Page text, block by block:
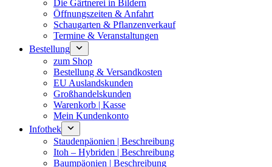
Die Gärtnerei in Bildern
Öffnungszeiten & Anfahrt
Schaugarten & Pflanzenverkauf
Termine & Veranstaltungen
Bestellung
zum Shop
Bestellung & Versandkosten
EU Auslandskunden
Großhandelskunden
Warenkorb | Kasse
Mein Kundenkonto
Infothek
Staudenpäonien | Beschreibung
Itoh – Hybriden | Beschreibung
Baumpäonien | Beschreibung